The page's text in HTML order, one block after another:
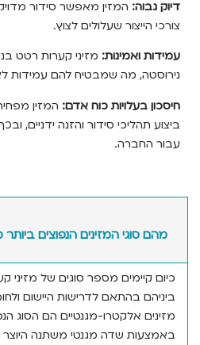
המזין מאפשר סידור מדויק של
שעלולים לצוץ.
ואמינות:מזיני קערות רטט בנויים
מה שמבטיח להם עמידות לאורך זמן
בעלויות כוח אדם:המזין מפחית את
סידור והזנה ידניים, ובכך בעצם
המזינים הנפוצים ביותר כיום?
מספר סוגים של מזיני קערות
בהתאם לדרישות היישום ולחומרים
אלקטרו-מגנטיים הם הסוג הנפוץ
שדה מגנטי משתנה היוצר תנועת